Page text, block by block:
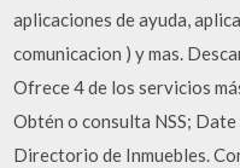
aplicaciones de ayuda,
comunicacion ) y mas.
Ofrece 4 de los servicios
Obtén o consulta NSS;
Directorio de Inmuebles.